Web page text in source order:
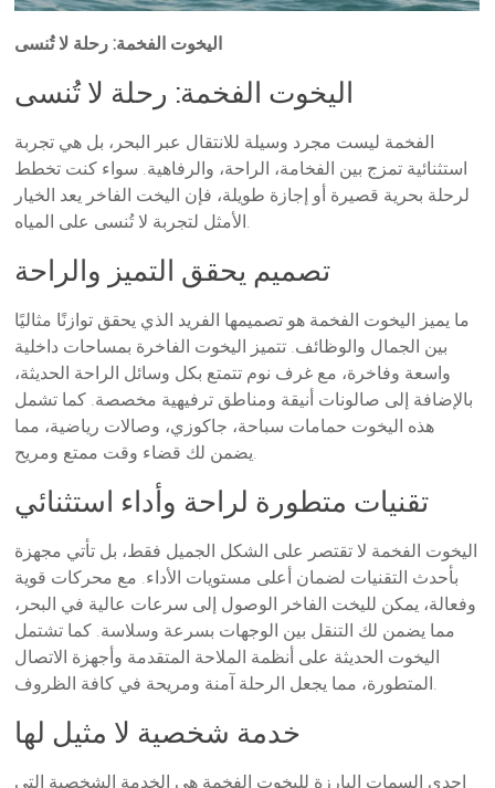
اليخوت الفخمة: رحلة لا تُنسى
اليخوت الفخمة: رحلة لا تُنسى
الفخمة ليست مجرد وسيلة للانتقال عبر البحر، بل هي تجربة
استثنائية تمزج بين الفخامة، الراحة، والرفاهية. سواء كنت تخطط
لرحلة بحرية قصيرة أو إجازة طويلة، فإن اليخت الفاخر يعد الخيار
الأمثل لتجربة لا تُنسى على المياه.
تصميم يحقق التميز والراحة
ما يميز اليخوت الفخمة هو تصميمها الفريد الذي يحقق توازنًا مثاليًا
بين الجمال والوظائف. تتميز اليخوت الفاخرة بمساحات داخلية
واسعة وفاخرة، مع غرف نوم تتمتع بكل وسائل الراحة الحديثة،
بالإضافة إلى صالونات أنيقة ومناطق ترفيهية مخصصة. كما تشمل
هذه اليخوت حمامات سباحة، جاكوزي، وصالات رياضية، مما
يضمن لك قضاء وقت ممتع ومريح.
تقنيات متطورة لراحة وأداء استثنائي
اليخوت الفخمة لا تقتصر على الشكل الجميل فقط، بل تأتي مجهزة
بأحدث التقنيات لضمان أعلى مستويات الأداء. مع محركات قوية
وفعالة، يمكن لليخت الفاخر الوصول إلى سرعات عالية في البحر،
مما يضمن لك التنقل بين الوجهات بسرعة وسلاسة. كما تشتمل
اليخوت الحديثة على أنظمة الملاحة المتقدمة وأجهزة الاتصال
المتطورة، مما يجعل الرحلة آمنة ومريحة في كافة الظروف.
خدمة شخصية لا مثيل لها
إحدى السمات البارزة لليخوت الفخمة هي الخدمة الشخصية التي